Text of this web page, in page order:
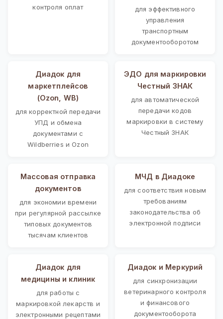
контроля оплат
для эффективного
управления
транспортным
документооборотом
Диадок для
маркетплейсов
(Ozon, WB)
для корректной передачи
УПД и обмена
документами с
Wildberries и Ozon
ЭДО для маркировки
Честный ЗНАК
для автоматической
передачи кодов
маркировки в систему
Честный ЗНАК
Массовая отправка
документов
для экономии времени
при регулярной рассылке
типовых документов
тысячам клиентов
МЧД в Диадоке
для соответствия новым
требованиям
законодательства об
электронной подписи
Диадок для
медицины и клиник
для работы с
маркировкой лекарств и
электронными рецептами
Диадок и Меркурий
для синхронизации
ветеринарного контроля
и финансового
документооборота